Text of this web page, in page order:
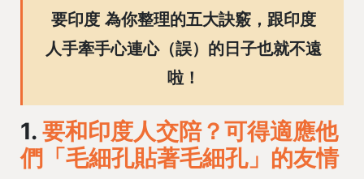
要印度 為你整理的五大訣竅，跟印度
人手牽手心連心（誤）的日子也就不遠
啦！
1. 要和印度人交陪？可得適應他
們「毛細孔貼著毛細孔」的友情